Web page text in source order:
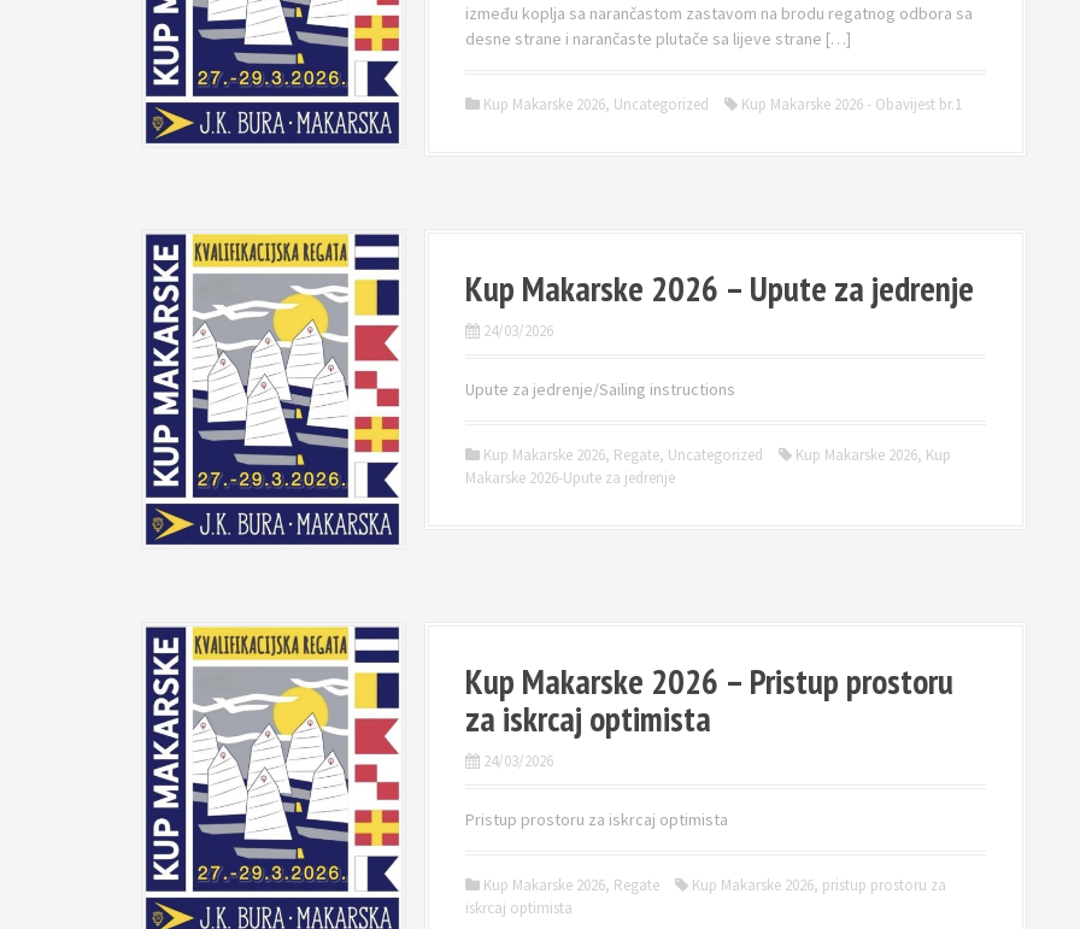
između koplja sa narančastom zastavom na brodu regatnog odbora sa
desne strane i narančaste plutače sa lijeve strane […]
Kup Makarske 2026, Uncategorized Kup Makarske 2026 - Obavijest br.1
Kup Makarske 2026 – Upute za jedrenje
24/03/2026
Upute za jedrenje/Sailing instructions
Kup Makarske 2026, Regate, Uncategorized Kup Makarske 2026, Kup
Makarske 2026-Upute za jedrenje
Kup Makarske 2026 – Pristup prostoru
za iskrcaj optimista
24/03/2026
Pristup prostoru za iskrcaj optimista
Kup Makarske 2026, Regate Kup Makarske 2026, pristup prostoru za
iskrcaj optimista